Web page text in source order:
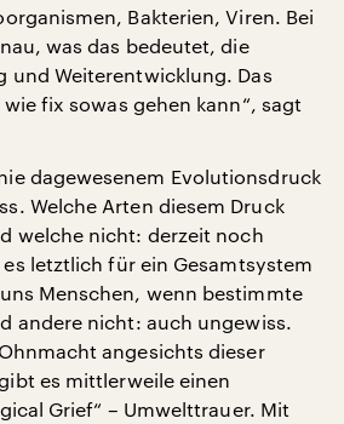
Bakterien, Viren. Bei
was das bedeutet, die
und Weiterentwicklung. Das
fix sowas gehen kann“, sagt
dagewesenem Evolutionsdruck
Welche Arten diesem Druck
welche nicht: derzeit noch
letztlich für ein Gesamtsystem
Menschen, wenn bestimmte
andere nicht: auch ungewiss.
angesichts dieser
es mittlerweile einen
Grief“ – Umwelttrauer. Mit